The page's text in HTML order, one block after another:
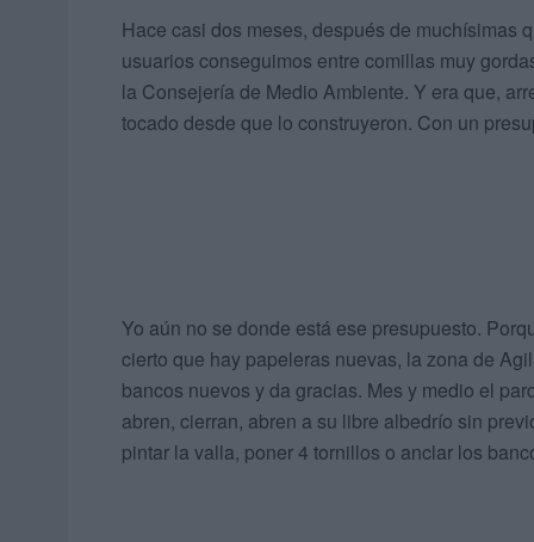
Hace casi dos meses, después de muchísimas
usuarios conseguimos entre comillas muy
la Consejería de Medio Ambiente. Y era que,
tocado desde que lo construyeron. Con un
Yo aún no se donde está ese presupuesto.
cierto que hay papeleras nuevas, la zona de
bancos nuevos y da gracias. Mes y medio el
abren, cierran, abren a su libre albedrío sin
pintar la valla, poner 4 tornillos o anclar los